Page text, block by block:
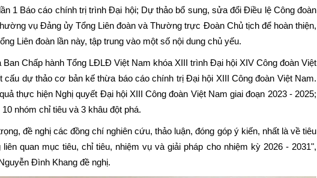
1 Báo cáo chính trị trình Đại hội; Dự thảo bổ sung, sửa đổi Điều lệ Công đoàn
vụ Đảng ủy Tổng Liên đoàn và Thường trực Đoàn Chủ tịch để hoàn thiện,
Liên đoàn lần này, tập trung vào một số nội dung chủ yếu.
Chấp hành Tổng LĐLĐ Việt Nam khóa XIII trình Đại hội XIV Công đoàn Việt
cấu dự thảo cơ bản kế thừa báo cáo chính trị Đại hội XIII Công đoàn Việt Nam.
thực hiện Nghị quyết Đại hội XIII Công đoàn Việt Nam giai đoạn 2023 - 2025;
nhóm chỉ tiêu và 3 khâu đột phá.
đề nghị các đồng chí nghiên cứu, thảo luận, đóng góp ý kiến, nhất là về tiêu
quan mục tiêu, chỉ tiêu, nhiệm vụ và giải pháp cho nhiệm kỳ 2026 - 2031",
Đình Khang đề nghị.